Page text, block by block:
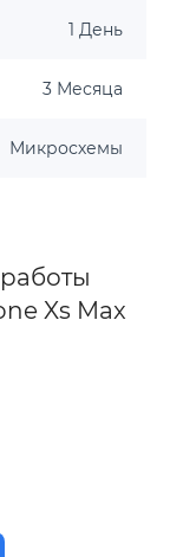
1 День
3 Месяца
Микросхемы
Xs Max